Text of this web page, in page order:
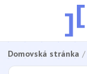
Domovská stránka